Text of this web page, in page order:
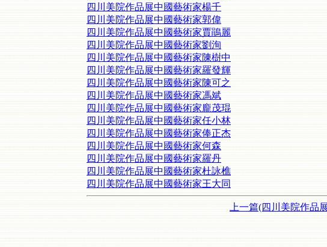
四川美院作品展中國藝術家楊千
四川美院作品展中國藝術家郭偉
四川美院作品展中國藝術家賈鵑麗
四川美院作品展中國藝術家劉洵
四川美院作品展中國藝術家陳樹中
四川美院作品展中國藝術家羅發輝
四川美院作品展中國藝術家陳可之
四川美院作品展中國藝術家馮斌
四川美院作品展中國藝術家龐茂琨
四川美院作品展中國藝術家任小林
四川美院作品展中國藝術家俸正杰
四川美院作品展中國藝術家何森
四川美院作品展中國藝術家羅丹
四川美院作品展中國藝術家杜詠樵
四川美院作品展中國藝術家王大同
上一篇(四川美院作品